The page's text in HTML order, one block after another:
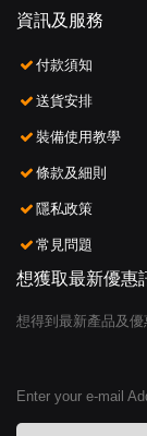
資訊及服務
付款須知
送貨安排
裝備使用教學
條款及細則
隱私政策
常見問題
想獲取最新優惠
想得到最新產品及
Enter your e-mail